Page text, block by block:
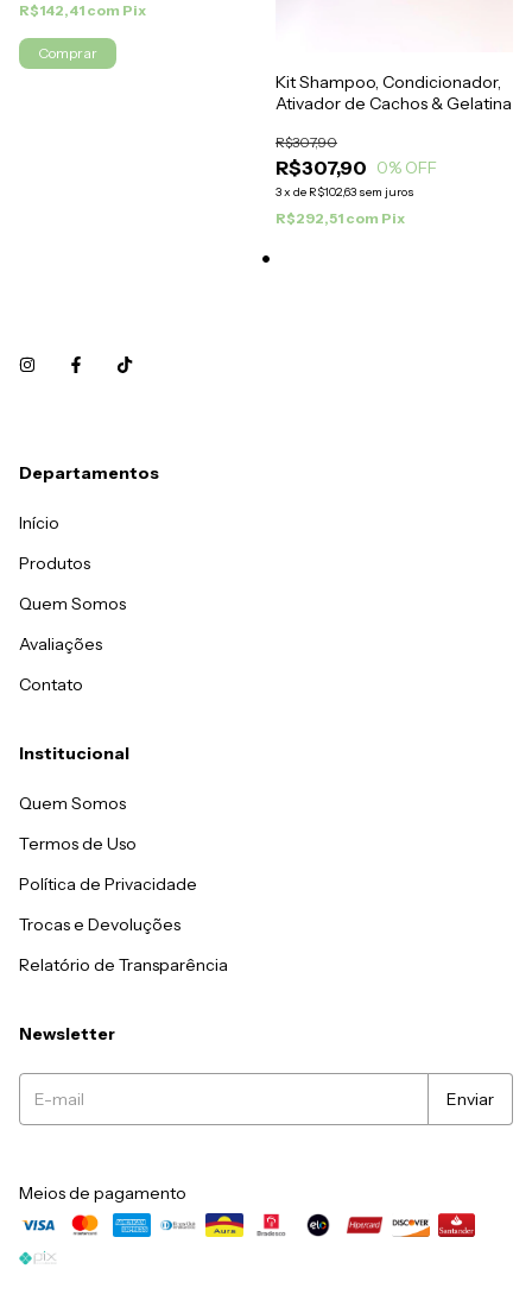
R$142,41 com Pix
Kit Shampoo, Condicionador,
Ativador de Cachos & Gelatina
R$307,90
R$307,90
0% OFF
3x de R$102,63 sem juros
R$292,51 com Pix
Departamentos
Início
Produtos
Quem Somos
Avaliações
Contato
Institucional
Quem Somos
Termos de Uso
Política de Privacidade
Trocas e Devoluções
Relatório de Transparência
Newsletter
Meios de pagamento